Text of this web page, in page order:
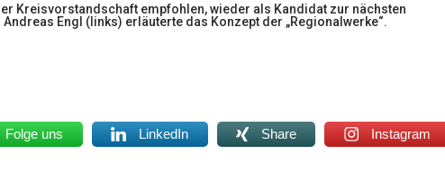
Kreisvorstandschaft empfohlen, wieder als Kandidat zur nächsten
Engl (links) erläuterte das Konzept der „Regionalwerke“.
Folge uns LinkedIn Share Instagram